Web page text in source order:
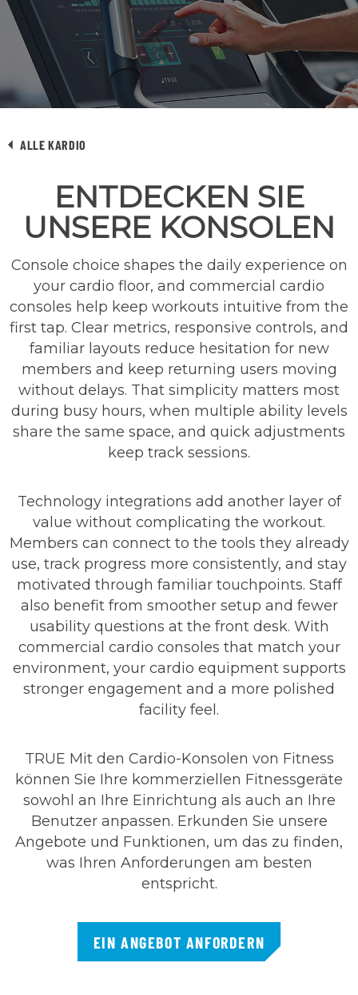
ALLE KARDIO
ENTDECKEN SIE
UNSERE KONSOLEN
Console choice shapes the daily experience on
your cardio floor, and commercial cardio
consoles help keep workouts intuitive from the
first tap. Clear metrics, responsive controls, and
familiar layouts reduce hesitation for new
members and keep returning users moving
without delays. That simplicity matters most
during busy hours, when multiple ability levels
share the same space, and quick adjustments
keep track sessions.
Technology integrations add another layer of
value without complicating the workout.
Members can connect to the tools they already
use, track progress more consistently, and stay
motivated through familiar touchpoints. Staff
also benefit from smoother setup and fewer
usability questions at the front desk. With
commercial cardio consoles that match your
environment, your cardio equipment supports
stronger engagement and a more polished
facility feel.
TRUE Mit den Cardio-Konsolen von Fitness
können Sie Ihre kommerziellen Fitnessgeräte
sowohl an Ihre Einrichtung als auch an Ihre
Benutzer anpassen. Erkunden Sie unsere
Angebote und Funktionen, um das zu finden,
was Ihren Anforderungen am besten
entspricht.
EIN ANGEBOT ANFORDERN